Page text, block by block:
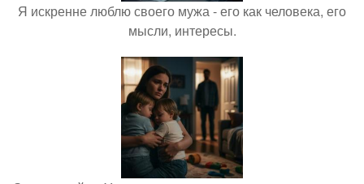
Я искренне люблю своего мужа - его как человека, его
мысли, интересы.